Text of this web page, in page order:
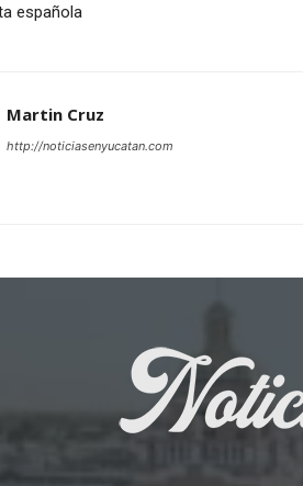
española
Martin Cruz
http://noticiasenyucatan.com